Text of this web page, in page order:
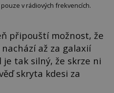
v rádiových frekvencích.
připouští možnost, že
až za galaxií
je tak silný, že skrze ni
skryta kdesi za